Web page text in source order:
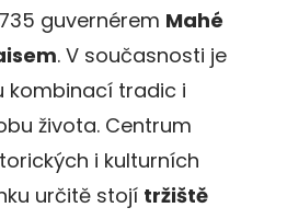
guvernérem Mahé
. V současnosti je
kombinací tradic i
života. Centrum
i kulturních
určitě stojí tržiště